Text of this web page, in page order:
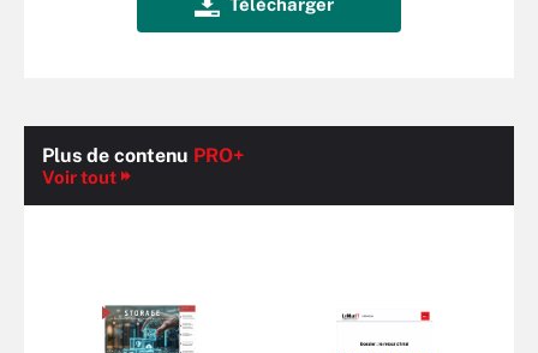
Plus de contenu PRO+
Voir tout